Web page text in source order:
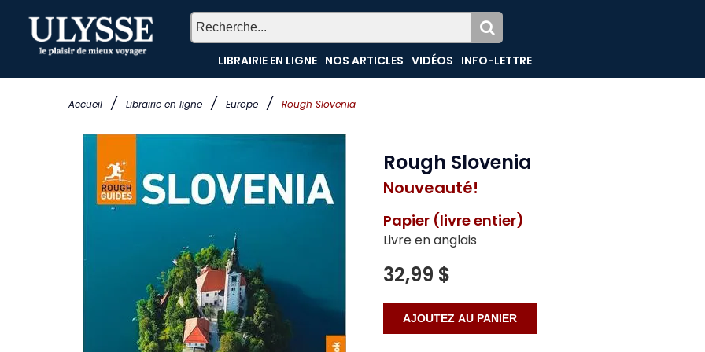
Accueil / Librairie en ligne / Europe / Rough Slovenia
LIBRAIRIE EN LIGNE NOS ARTICLES VIDÉOS INFO-LETTRE
Rough Slovenia
Nouveauté!
Papier (livre entier)
Livre en anglais
32,99 $